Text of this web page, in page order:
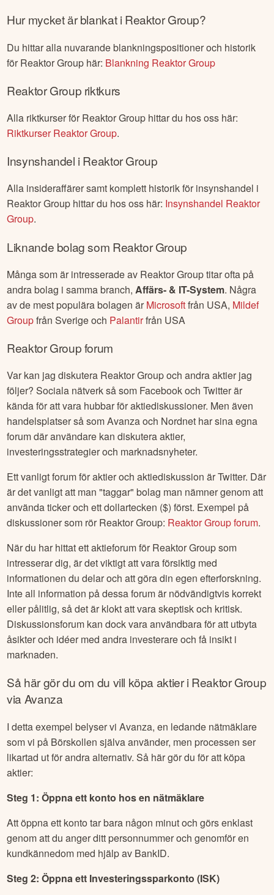
Hur mycket är blankat iReaktor Group?
Du hittar alla nuvarande blankningspositioner och historik
för Reaktor Group här: Blankning Reaktor Group
Reaktor Group riktkurs
Alla riktkurser för Reaktor Group hittar du hos oss här:
RiktkurserReaktor Group.
Insynshandel iReaktor Group
Alla insideraffärer samt komplett historik för insynshandel i
Reaktor Group hittar du hos oss här: Insynshandel Reaktor
Group.
Liknande bolag som Reaktor Group
Många som är intresserade av Reaktor Grouptitar ofta på
andra bolag i samma branch,Affärs- & IT-System. Några
av de mest populära bolagen är Microsoftfrån USA, Mildef
GroupfrånSverigeoch Palantirfrån USA
Reaktor Groupforum
Var kan jag diskutera Reaktor Groupoch andra aktier jag
följer? Sociala nätverk så som Facebook och Twitter är
kända för att vara hubbar för aktiediskussioner. Men även
handelsplatser så som Avanza och Nordnet har sina egna
forum där användare kan diskutera aktier,
investeringsstrategier och marknadsnyheter.
Ett vanligt forum för aktier och aktiediskussion är Twitter. Där
är det vanligt att man "taggar" bolag man nämner genom att
använda ticker och ett dollartecken ($) först. Exempel på
diskussioner som rör Reaktor Group: Reaktor Groupforum.
När du har hittat ett aktieforum för Reaktor Groupsom
intresserar dig, är det viktigt att vara försiktig med
informationen du delar och att göra din egen efterforskning.
Inte all information på dessa forum är nödvändigtvis korrekt
eller pålitlig, så det är klokt att vara skeptisk och kritisk.
Diskussionsforum kan dock vara användbara för att utbyta
åsikter och idéer med andra investerare och få insikt i
marknaden.
Så här gör du om du vill köpa aktier iReaktor Group
via Avanza
I detta exempel belyser vi Avanza, en ledande nätmäklare
som vi på Börskollen själva använder, men processen ser
likartad ut för andra alternativ. Så här gör du för att köpa
aktier:
Steg 1: Öppna ett konto hos en nätmäklare
Att öppna ett konto tar bara någon minut och görs enklast
genom att du anger ditt personnummer och genomför en
kundkännedom med hjälp av BankID.
Steg 2: Öppna ett Investeringssparkonto (ISK)